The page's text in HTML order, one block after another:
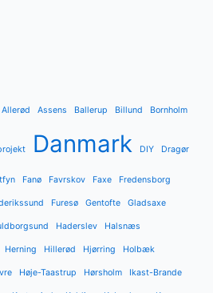
Allerød Assens Ballerup Billund Bornholm
Danmark DIY Dragør
Fanø Favrskov Faxe Fredensborg
Furesø Gentofte Gladsaxe
Haderslev Halsnæs
Herning Hillerød Hjørring Holbæk
Høje-Taastrup Hørsholm Ikast-Brande